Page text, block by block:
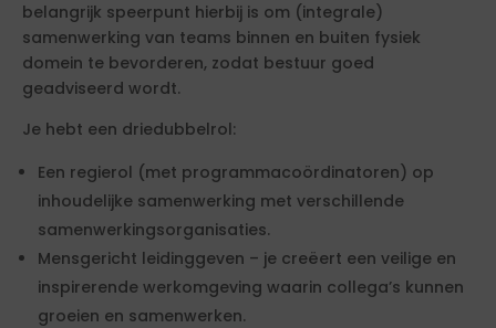
belangrijk speerpunt hierbij is om (integrale)
samenwerking van teams binnen en buiten fysiek
domein te bevorderen, zodat bestuur goed
geadviseerd wordt.
Je hebt een driedubbelrol:
Een regierol (met programmacoördinatoren) op
inhoudelijke samenwerking met verschillende
samenwerkingsorganisaties.
Mensgericht leidinggeven – je creëert een veilige en
inspirerende werkomgeving waarin collega’s kunnen
groeien en samenwerken.